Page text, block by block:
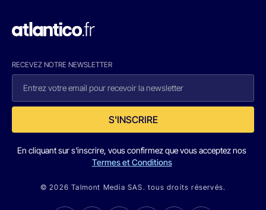
RECEVEZ NOTRE NEWSLETTER
S'INSCRIRE
En cliquant sur s'inscrire, vous confirmez que vous acceptez nos
Termes et Conditions
© 2026 Talmont Media SAS. tous droits réservés.